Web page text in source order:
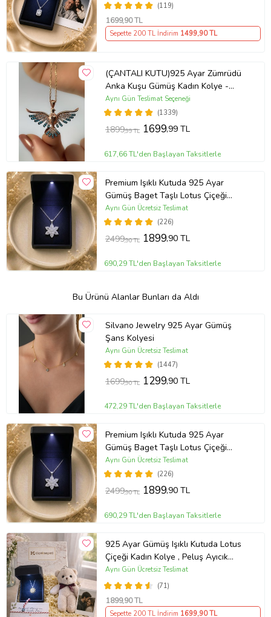
(119)
1699,90 TL
Sepette 200 TL İndirim 1499,90 TL
(ÇANTALI KUTU)925 Ayar Zümrüdü
Anka Kuşu Gümüş Kadın Kolye -
MAVİ
(1339)
Aynı Gün Teslimat Seçeneği
1899,99 TL 1699,99 TL
617,66 TL'den Başlayan Taksitlerle
Premium Işıklı Kutuda 925 Ayar
Gümüş Baget Taşlı Lotus Çiçeği
Kolye
(226)
Aynı Gün Ücretsiz Teslimat
2499,90 TL 1899,90 TL
690,29 TL'den Başlayan Taksitlerle
Bu Ürünü Alanlar Bunları da Aldı
Silvano Jewelry 925 Ayar Gümüş
Şans Kolyesi
(1447)
Aynı Gün Ücretsiz Teslimat
1699,90 TL 1299,90 TL
472,29 TL'den Başlayan Taksitlerle
Premium Işıklı Kutuda 925 Ayar
Gümüş Baget Taşlı Lotus Çiçeği
Kolye
(226)
Aynı Gün Ücretsiz Teslimat
2499,90 TL 1899,90 TL
690,29 TL'den Başlayan Taksitlerle
925 Ayar Gümüş Işıklı Kutuda Lotus
Çiçeği Kadın Kolye , Peluş Ayıcık
Anahtarlık Marteniçka Bileklik,
Polaroid Fotoğraf Hediye
(71)
Aynı Gün Ücretsiz Teslimat
1899,90 TL
Sepette 200 TL İndirim 1699,90 TL